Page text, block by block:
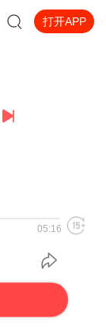
打开APP
05:16